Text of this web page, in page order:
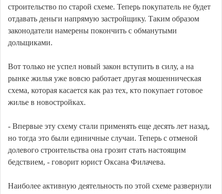
строительство по старой схеме. Теперь покупатель не будет
отдавать деньги напрямую застройщику. Таким образом
законодатели намерены покончить с обманутыми
дольщиками.
Вот только не успел новый закон вступить в силу, а на
рынке жилья уже вовсю работает другая мошенническая
схема, которая касается как раз тех, кто покупает готовое
жилье в новостройках.
- Впервые эту схему стали применять еще десять лет назад,
но тогда это были единичные случаи. Теперь с отменой
долевого строительства она грозит стать настоящим
бедствием, - говорит юрист Оксана Филачева.
Наиболее активную деятельность по этой схеме развернули